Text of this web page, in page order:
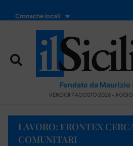
Cronache locali
Fondato da Maurizio
VENERDÌ 7 AGOSTO 2026 -
LAVORO: FRONTEX
COMUNITARI